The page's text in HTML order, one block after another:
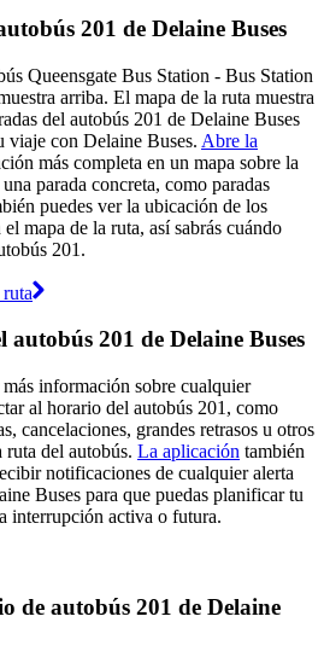
201 de Delaine Buses
Queensgate Bus Station - Bus Station
arriba. El mapa de la ruta muestra
del autobús 201 de Delaine Buses
viaje con Delaine Buses. Abre la
más completa en un mapa sobre la
parada concreta, como paradas
puedes ver la ubicación de los
mapa de la ruta, así sabrás cuándo
201.
autobús 201 de Delaine Buses
información sobre cualquier
al horario del autobús 201, como
cancelaciones, grandes retrasos u otros
del autobús. La aplicación también
notificaciones de cualquier alerta
Buses para que puedas planificar tu
interrupción activa o futura.
de autobús 201 de Delaine